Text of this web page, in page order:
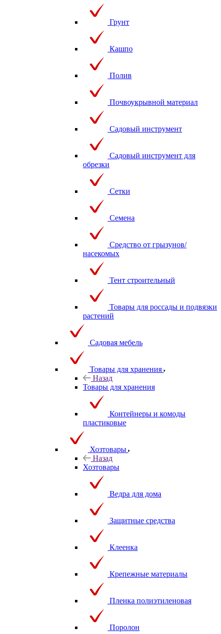
Грунт
Кашпо
Полив
Почвоукрывной материал
Садовый инструмент
Садовый инструмент для
обрезки
Сетки
Семена
Средство от грызунов/
насекомых
Тент строительный
Товары для россады и подвязки
растений
Садовая мебель
Товары для хранения
Назад
Товары для хранения
Контейнеры и комоды
пластиковые
Хозтовары
Назад
Хозтовары
Ведра для дома
Защитные средства
Клеенка
Крепежные материалы
Пленка полиэтиленовая
Поролон